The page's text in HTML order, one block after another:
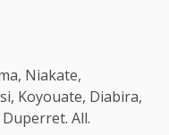
Niakate,
Koyouate, Diabira,
All.